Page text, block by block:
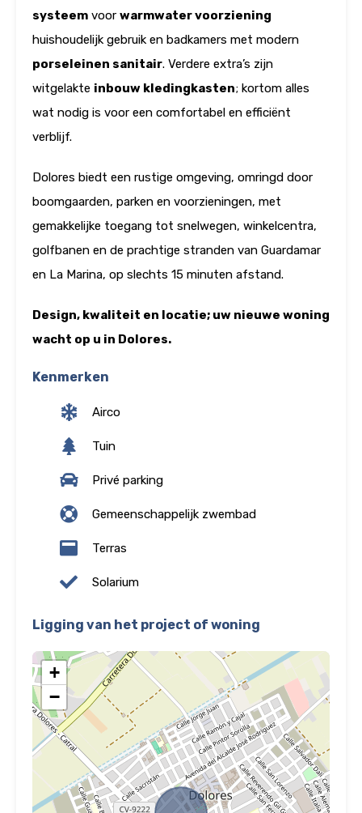
systeem voor warmwater voorziening
huishoudelijk gebruik en badkamers met modern
porseleinen sanitair. Verdere extra’s zijn
witgelakte inbouw kledingkasten; kortom alles
wat nodig is voor een comfortabel en efficiënt
verblijf.
Dolores biedt een rustige omgeving, omringd door
boomgaarden, parken en voorzieningen, met
gemakkelijke toegang tot snelwegen, winkelcentra,
golfbanen en de prachtige stranden van Guardamar
en La Marina, op slechts 15 minuten afstand.
Design, kwaliteit en locatie; uw nieuwe woning
wacht op u in Dolores.
Kenmerken
Airco
Tuin
Privé parking
Gemeenschappelijk zwembad
Terras
Solarium
Ligging van het project of woning
+
−